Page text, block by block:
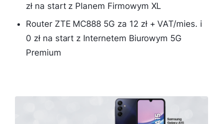
zł na start z Planem Firmowym XL
Router ZTE MC888 5G za 12 zł + VAT/mies. i
0 zł na start z Internetem Biurowym 5G
Premium